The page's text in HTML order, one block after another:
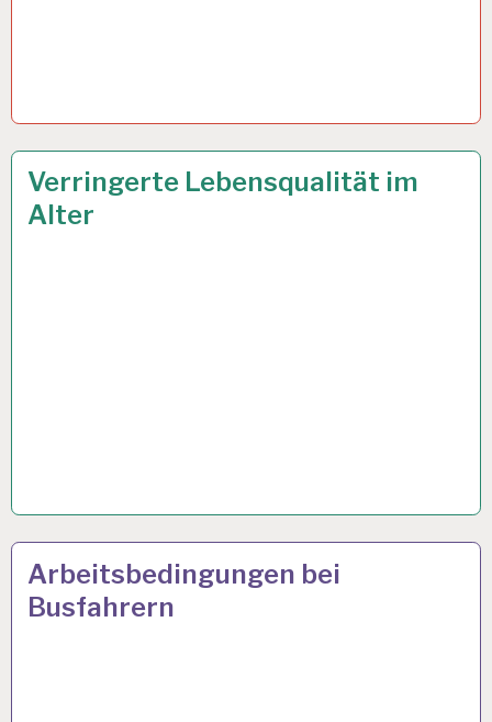
ARBEIT
UND
GESUNDHEIT…
Verringerte Lebensqualität im
Alter
16 JAN. 2025
ARBEIT
UND
GESUNDHEIT…
Arbeitsbedingungen bei
Busfahrern
16 JAN. 2025